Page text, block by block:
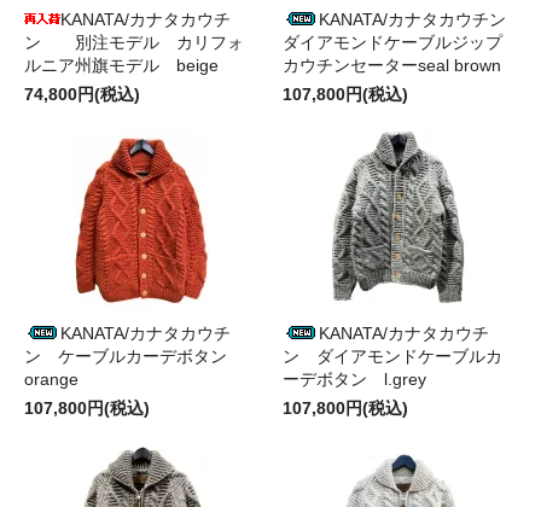
KANATA/カナタカウチ
ン 別注モデル カリフォ
ルニア州旗モデル beige
74,800円(税込)
KANATA/カナタカウチン
ダイアモンドケーブルジップ
カウチンセーターseal brown
107,800円(税込)
KANATA/カナタカウチ
ン ケーブルカーデボタン
orange
107,800円(税込)
KANATA/カナタカウチ
ン ダイアモンドケーブルカ
ーデボタン l.grey
107,800円(税込)